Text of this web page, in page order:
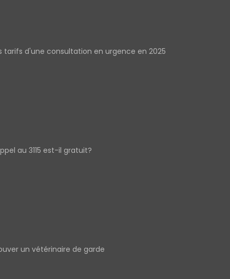
tarifs d'une consultation en urgence en 2025
au 3115 est-il gratuit?
un vétérinaire de garde